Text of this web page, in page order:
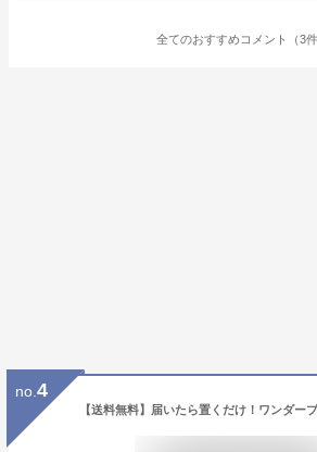
全てのおすすめコメント（3件
no. 4